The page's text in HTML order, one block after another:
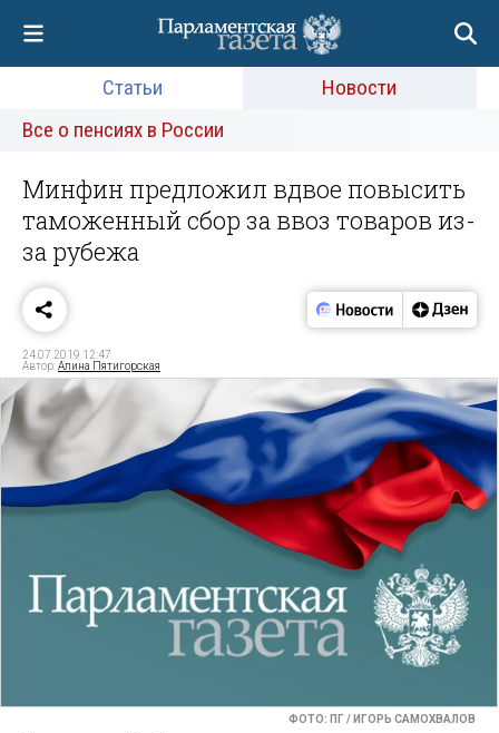
Статьи
Новости
Все о пенсиях в России
Минфин предложил вдвое повысить
таможенный сбор за ввоз товаров из-
за рубежа
24.07.2019 12:47
Автор:Алина Пятигорская
ФОТО: ПГ / ИГОРЬ САМОХВАЛОВ